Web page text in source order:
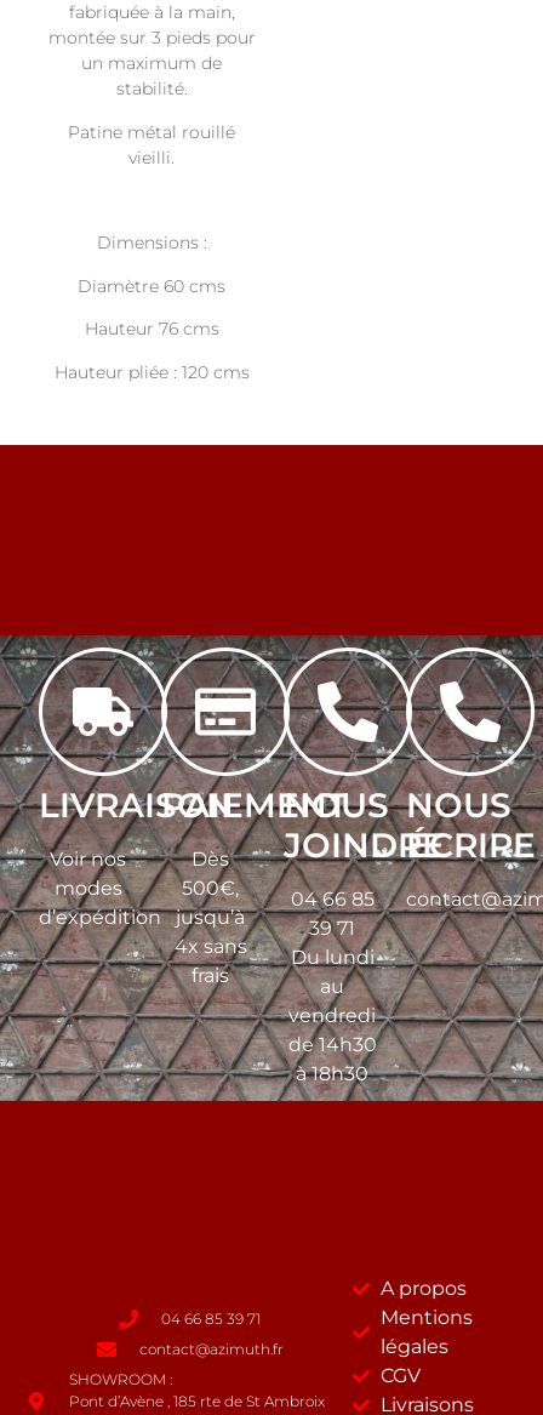
fabriquée à la main,
montée sur 3 pieds pour
un maximum de
stabilité.
Patine métal rouillé
vieilli.
Dimensions :
Diamètre 60 cms
Hauteur 76 cms
Hauteur pliée : 120 cms
LIVRAISON
Voir nos
modes
d’expédition
PAIEMENT
Dès
500€,
jusqu’à
4x sans
frais
NOUS
JOINDRE
04 66 85
39 71
Du lundi
au
vendredi
de 14h30
à 18h30
NOUS
ÉCRIRE
04 66 85 39 71
contact@azimuth.fr
SHOWROOM :
Pont d’Avène , 185 rte de St Ambroix
A propos
Mentions
légales
CGV
Livraisons